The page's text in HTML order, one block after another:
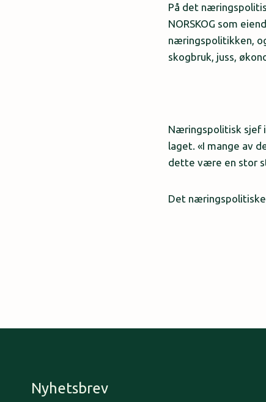
På det
NORSKOG som
næringspolitikken,
skogbruk, juss,
Næringspolitisk sjef i
laget. «I mange av
dette være en stor
Det næringspolitiske
Nyhetsbrev